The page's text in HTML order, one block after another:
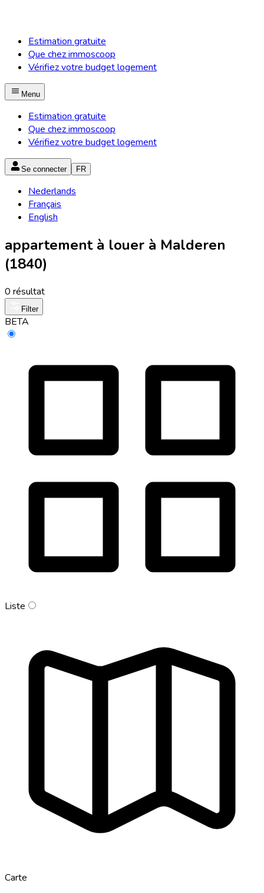
Estimation gratuite
Que chez immoscoop
Vérifiez votre budget logement
Menu
Estimation gratuite
Que chez immoscoop
Vérifiez votre budget logement
Se connecter FR
Nederlands
Français
English
appartement à louer à Malderen
(1840)
0 résultat
Filter
BETA
Liste
Carte